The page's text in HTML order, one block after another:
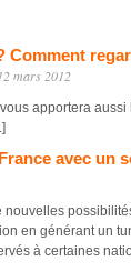
Comment
mars 2012
apportera
avec un
nouvelles
en générant un
à certaines